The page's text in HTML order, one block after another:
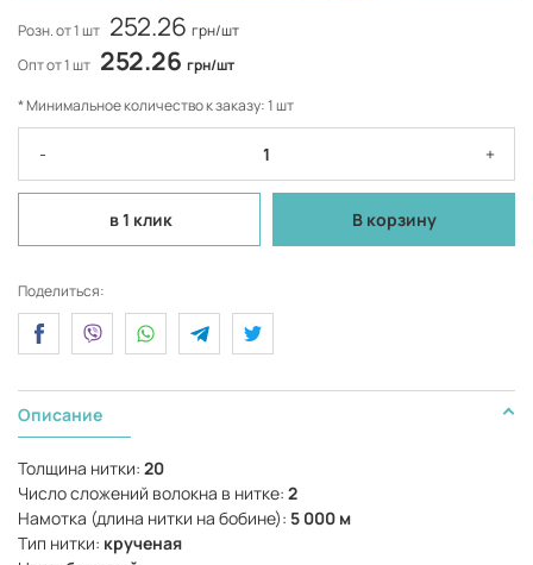
Розн. от 1 шт 252.26 грн/шт
Опт от 1 шт 252.26 грн/шт
* Минимальное количество к заказу: 1 шт
- +
в 1 клик В корзину
Поделиться:
Описание
Толщина нитки: 20
Число сложений волокна в нитке: 2
Намотка (длина нитки на бобине): 5 000 м
Тип нитки: крученая